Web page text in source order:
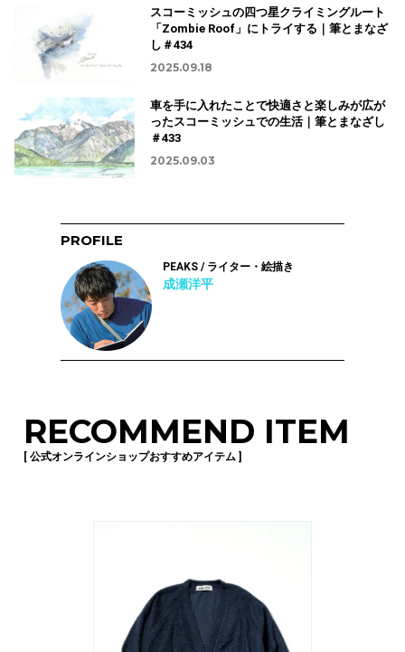
スコーミッシュの四つ星クライミングルート
「Zombie Roof」にトライする｜筆とまなざ
し＃434
2025.09.18
車を手に入れたことで快適さと楽しみが広が
ったスコーミッシュでの生活｜筆とまなざし
＃433
2025.09.03
PROFILE
PEAKS / ライター・絵描き
成瀬洋平
RECOMMEND ITEM
[ 公式オンラインショップおすすめアイテム ]